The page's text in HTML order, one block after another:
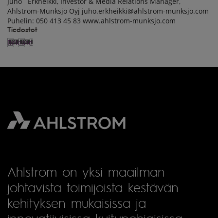
Ahlstrom-Munksjö Oyj juho.erkheikki@ahlstrom-munksjo.com
Puhelin: 050 413 45 83 www.ahlstrom-munksjo.com
Tiedostot
Release
Ahlstrom on yksi maailman
johtavista toimijoista kestävän
kehityksen mukaisissa ja